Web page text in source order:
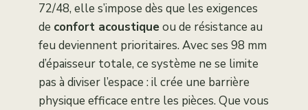
72/48, elle s’impose dès que les exigences
de confort acoustiqueou de résistance au
feu deviennent prioritaires. Avec ses 98 mm
d’épaisseur totale, ce système ne se limite
pas à diviser l’espace : il crée une barrière
physique efficace entre les pièces. Que vous